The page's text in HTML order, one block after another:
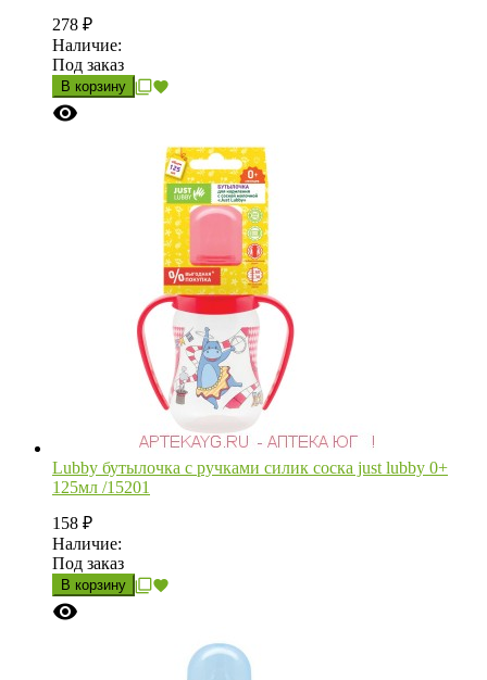
278 ₽
Наличие:
Под заказ
В корзину
Lubby бутылочка с ручками силик соска just lubby 0+
125мл /15201
158 ₽
Наличие:
Под заказ
В корзину